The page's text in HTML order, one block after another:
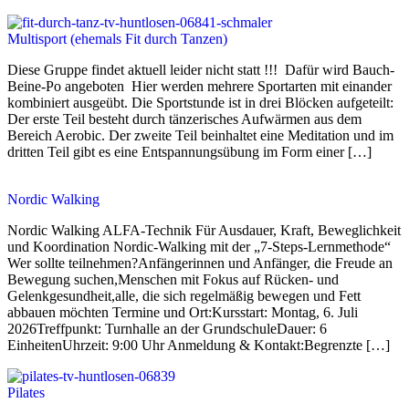
Multisport (ehemals Fit durch Tanzen)
Diese Gruppe findet aktuell leider nicht statt !!! Dafür wird Bauch-
Beine-Po angeboten Hier werden mehrere Sportarten mit einander
kombiniert ausgeübt. Die Sportstunde ist in drei Blöcken aufgeteilt:
Der erste Teil besteht durch tänzerisches Aufwärmen aus dem
Bereich Aerobic. Der zweite Teil beinhaltet eine Meditation und im
dritten Teil gibt es eine Entspannungsübung im Form einer […]
Nordic Walking
Nordic Walking ALFA-Technik Für Ausdauer, Kraft, Beweglichkeit
und Koordination Nordic-Walking mit der „7-Steps-Lernmethode“
Wer sollte teilnehmen?Anfängerinnen und Anfänger, die Freude an
Bewegung suchen,Menschen mit Fokus auf Rücken- und
Gelenkgesundheit,alle, die sich regelmäßig bewegen und Fett
abbauen möchten Termine und Ort:Kursstart: Montag, 6. Juli
2026Treffpunkt: Turnhalle an der GrundschuleDauer: 6
EinheitenUhrzeit: 9:00 Uhr Anmeldung & Kontakt:Begrenzte […]
Pilates